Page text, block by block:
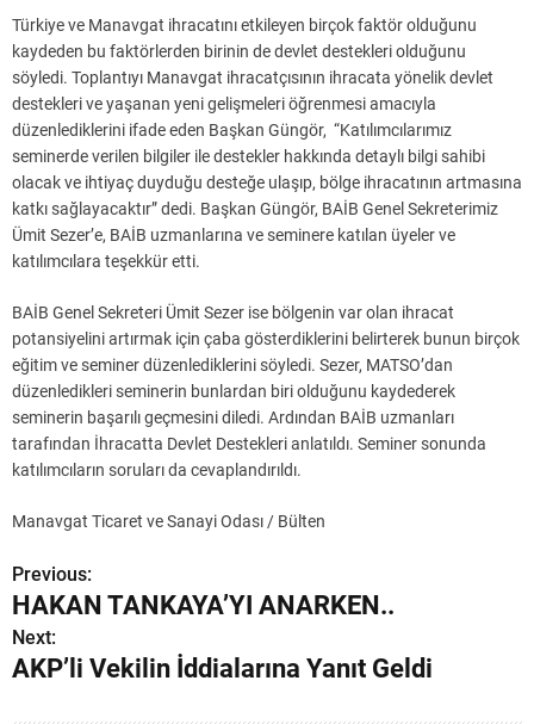
Türkiye ve Manavgat ihracatını etkileyen birçok faktör olduğunu
kaydeden bu faktörlerden birinin de devlet destekleri olduğunu
söyledi. Toplantıyı Manavgat ihracatçısının ihracata yönelik devlet
destekleri ve yaşanan yeni gelişmeleri öğrenmesi amacıyla
düzenlediklerini ifade eden Başkan Güngör, “Katılımcılarımız
seminerde verilen bilgiler ile destekler hakkında detaylı bilgi sahibi
olacak ve ihtiyaç duyduğu desteğe ulaşıp, bölge ihracatının artmasına
katkı sağlayacaktır” dedi. Başkan Güngör, BAİB Genel Sekreterimiz
Ümit Sezer’e, BAİB uzmanlarına ve seminere katılan üyeler ve
katılımcılara teşekkür etti.
BAİB Genel Sekreteri Ümit Sezer ise bölgenin var olan ihracat
potansiyelini artırmak için çaba gösterdiklerini belirterek bunun birçok
eğitim ve seminer düzenlediklerini söyledi. Sezer, MATSO’dan
düzenledikleri seminerin bunlardan biri olduğunu kaydederek
seminerin başarılı geçmesini diledi. Ardından BAİB uzmanları
tarafından İhracatta Devlet Destekleri anlatıldı. Seminer sonunda
katılımcıların soruları da cevaplandırıldı.
Manavgat Ticaret ve Sanayi Odası / Bülten
Y
a
z
ı
Previous:
HAKAN TANKAYA’YI ANARKEN..
Next:
AKP’li Vekilin İddialarına Yanıt Geldi